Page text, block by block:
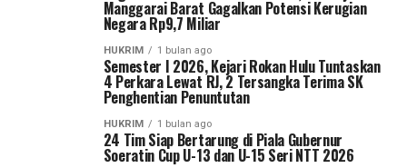
Manggarai Barat Gagalkan Potensi Kerugian
Negara Rp9,7 Miliar
HUKRIM 1 bulan ago
Semester I 2026, Kejari Rokan Hulu Tuntaskan
4 Perkara Lewat RJ, 2 Tersangka Terima SK
Penghentian Penuntutan
HUKRIM 1 bulan ago
24 Tim Siap Bertarung di Piala Gubernur
Soeratin Cup U-13 dan U-15 Seri NTT 2026